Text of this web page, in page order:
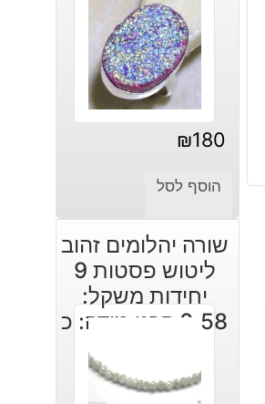
₪180
הוסף לסל
שורה יהלומים זהוב
ליטוש פסטות 9
יחידות משקל:
0.58 קרט מידה: כ